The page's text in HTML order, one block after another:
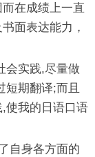
在成绩上一直
面表达能力，
实践,尽量做
期翻译;而且
使我的日语口语
自身各方面的